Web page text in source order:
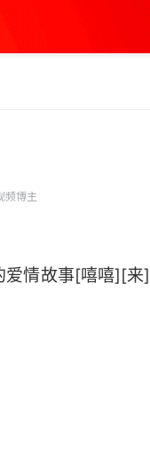
频博主
爱情故事[嘻嘻][